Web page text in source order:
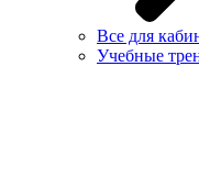
Все для
Учебные